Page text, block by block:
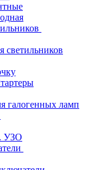
светильников
галогенных ламп
УЗО